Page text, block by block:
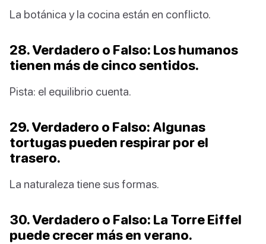
La botánica y la cocina están en conflicto.
28. Verdadero o Falso: Los humanos
tienen más de cinco sentidos.
Pista: el equilibrio cuenta.
29. Verdadero o Falso: Algunas
tortugas pueden respirar por el
trasero.
La naturaleza tiene sus formas.
30. Verdadero o Falso: La Torre Eiffel
puede crecer más en verano.